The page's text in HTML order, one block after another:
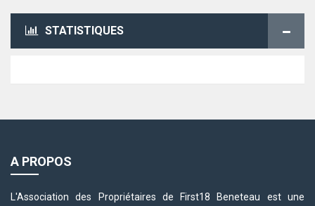
STATISTIQUES
A PROPOS
L'Association des Propriétaires de First18 Beneteau est une